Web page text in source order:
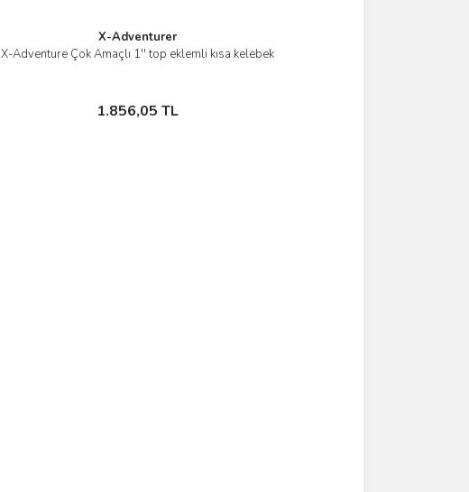
X-Adventurer
X-Adventure Çok Amaçlı 1'' top eklemli kısa kelebek
1.856,05 TL
İncele
Sepete Ekle